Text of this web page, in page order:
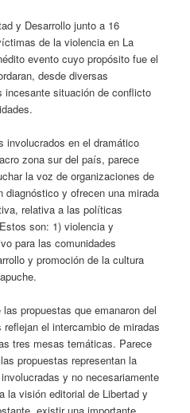
y Desarrollo junto a 16
de la violencia en La
evento cuyo propósito fue el
desde diversas
situación de conflicto
involucrados en el dramático
zona sur del país, parece
la voz de organizaciones de
y ofrecen una mirada
relativa a las políticas
son: 1) violencia y
para las comunidades
y promoción de la cultura
propuestas que emanaron del
el intercambio de miradas
tres mesas temáticas. Parece
propuestas representan la
y no necesariamente
la visión editorial de Libertad y